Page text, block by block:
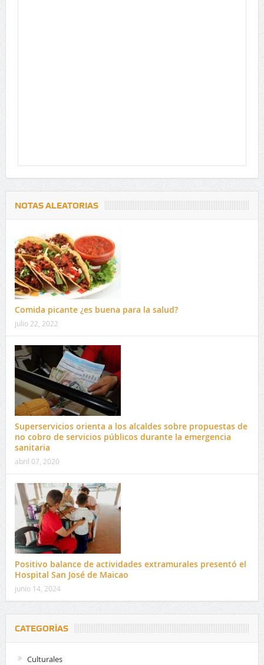
NOTAS ALEATORIAS
Comida picante ¿es buena para la salud?
julio 22, 2022
Superservicios orienta a los alcaldes sobre propuestas de
no cobro de servicios públicos durante la emergencia
sanitaria
abril 07, 2020
Positivo balance de actividades extramurales presentó el
Hospital San José de Maicao
junio 14, 2024
CATEGORÍAS
Culturales